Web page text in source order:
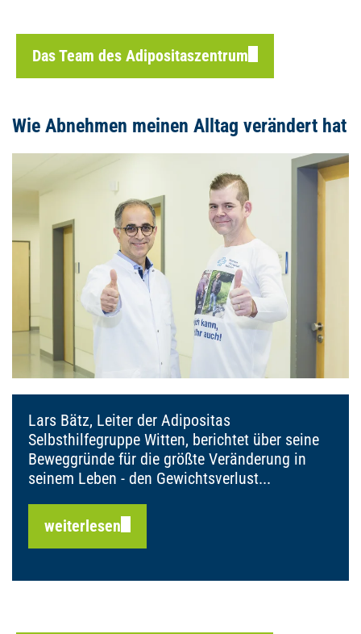
Das Team des Adipositaszentrum
Wie Abnehmen meinen Alltag verändert hat
Lars Bätz, Leiter der Adipositas
Selbsthilfegruppe Witten, berichtet über seine
Beweggründe für die größte Veränderung in
seinem Leben - den Gewichtsverlust...
weiterlesen